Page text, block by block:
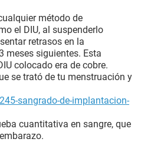
método de
el DIU, al suspenderlo
retrasos en la
meses siguientes. Esta
colocado era de cobre.
se trató de tu menstruación y
sangrado-de-implantacion-
cuantitativa en sangre, que